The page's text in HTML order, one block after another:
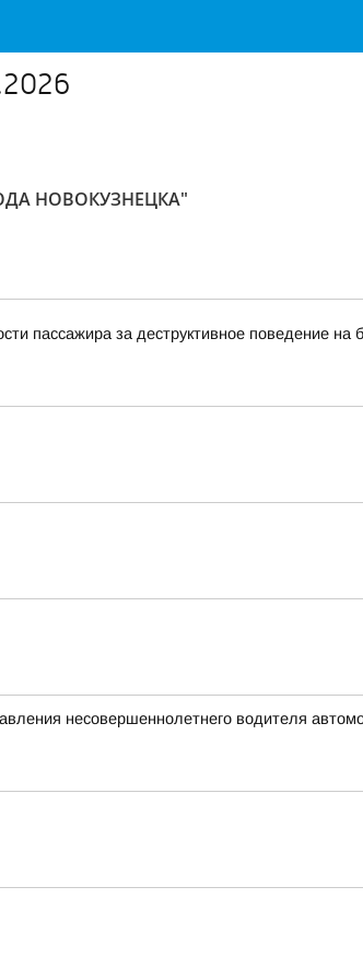
НОВОКУЗНЕЦКА"
пассажира за деструктивное поведение на
несовершеннолетнего водителя